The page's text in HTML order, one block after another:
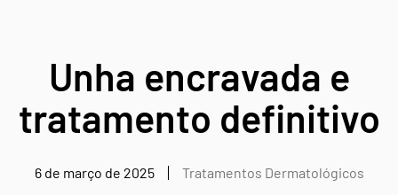
Unha encravada e
tratamento definitivo
6 de março de 2025 Tratamentos Dermatológicos